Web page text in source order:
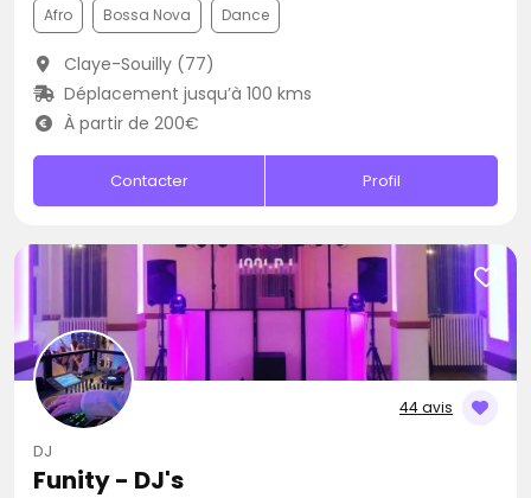
Afro Bossa Nova Dance
Claye-Souilly (77)
Déplacement jusqu’à 100 kms
À partir de 200€
Contacter Profil
44 avis
DJ
Funity - DJ's